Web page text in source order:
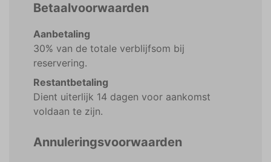
Betaalvoorwaarden
Aanbetaling
30% van de totale verblijfsom bij
reservering.
Restantbetaling
Dient uiterlijk 14 dagen voor aankomst
voldaan te zijn.
Annuleringsvoorwaarden